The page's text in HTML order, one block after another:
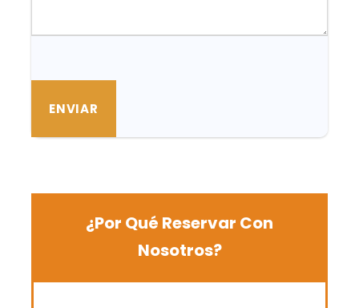
¿Por Qué Reservar Con
Nosotros?